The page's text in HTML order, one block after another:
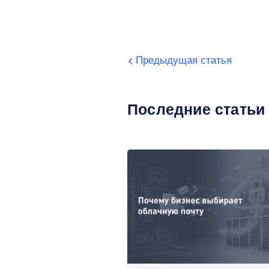
Предыдущая статья
Последние статьи